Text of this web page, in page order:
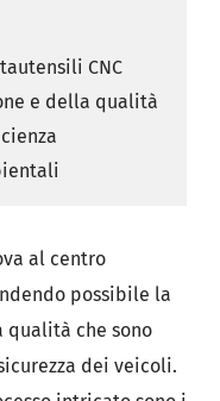
CNC
e della qualità
al centro
possibile la
che sono
dei veicoli.